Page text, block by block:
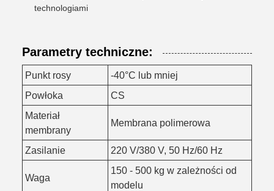
technologiami
Parametry techniczne:
Punkt rosy
-40°C lub mniej
Powłoka
CS
Materiał
membrany
Membrana polimerowa
Zasilanie 220 V/380 V, 50 Hz/60 Hz
Waga
150 - 500 kg w zależności od
modelu